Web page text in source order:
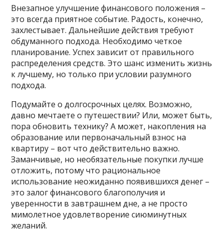
Внезапное улучшение финансового положения –
это всегда приятное событие. Радость, конечно,
захлестывает. Дальнейшие действия требуют
обдуманного подхода. Необходимо четкое
планирование. Успех зависит от правильного
распределения средств. Это шанс изменить жизнь
к лучшему, но только при условии разумного
подхода.
Подумайте о долгосрочных целях. Возможно,
давно мечтаете о путешествии? Или, может быть,
пора обновить технику? А может, накопления на
образование или первоначальный взнос на
квартиру – вот что действительно важно.
Заманчивые, но необязательные покупки лучше
отложить, потому что рациональное
использование неожиданно появившихся денег –
это залог финансового благополучия и
уверенности в завтрашнем дне, а не просто
мимолетное удовлетворение сиюминутных
желаний.